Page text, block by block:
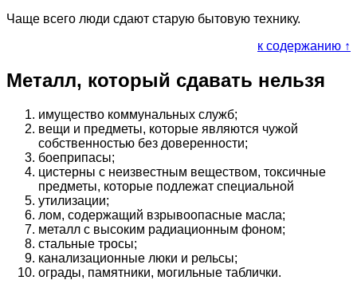
Чаще всего люди сдают старую бытовую технику.
к содержанию ↑
Металл, который сдавать нельзя
имущество коммунальных служб;
вещи и предметы, которые являются чужой
собственностью без доверенности;
боеприпасы;
цистерны с неизвестным веществом, токсичные
предметы, которые подлежат специальной
утилизации;
лом, содержащий взрывоопасные масла;
металл с высоким радиационным фоном;
стальные тросы;
канализационные люки и рельсы;
ограды, памятники, могильные таблички.